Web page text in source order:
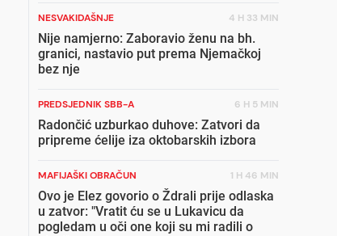
NESVAKIDAŠNJE 4 H 33 MIN
Nije namjerno: Zaboravio ženu na bh.
granici, nastavio put prema Njemačkoj
bez nje
PREDSJEDNIK SBB-A 6 H 5 MIN
Radončić uzburkao duhove: Zatvori da
pripreme ćelije iza oktobarskih izbora
MAFIJAŠKI OBRAČUN 1 H 46 MIN
Ovo je Elez govorio o Ždrali prije odlaska
u zatvor: "Vratit ću se u Lukavicu da
pogledam u oči one koji su mi radili o